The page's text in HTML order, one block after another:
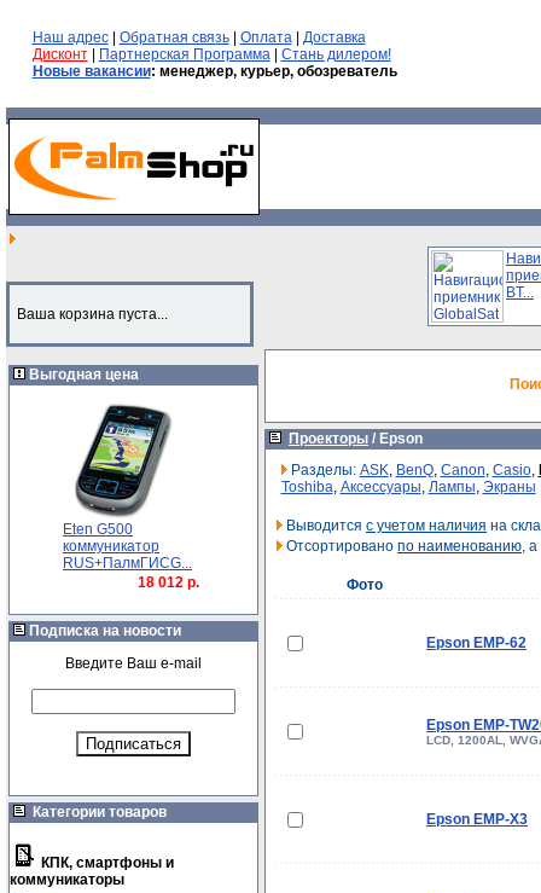
Наш адрес| Обратная связь| Оплата| Доставка
Дисконт| Партнерская Программа| Стань дилером!
Новые вакансии: менеджер, курьер, обозреватель
Ваша корзина пуста...
Выгодная цена
Eten G500
коммуникатор
RUS+ПалмГИСG...
18 012 р.
Подписка на новости
Введите Ваш e-mail
Категории товаров
КПК, смартфоны и
коммуникаторы
BT...
Проекторы / Epson
Разделы: ASK, BenQ, Canon, Casio,
Toshiba, Аксессуары, Лампы, Экраны
Выводится с учетом наличия на
Отсортировано по наименованию,
Фото
Epson EMP-62
Epson EMP-
LCD, 1200AL,
Epson EMP-X3